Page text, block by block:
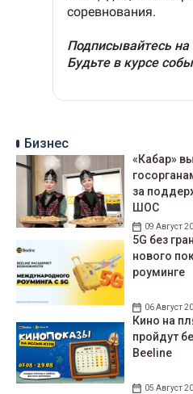
Бизнес
«Кабар»
за
ШОС
09 Август
5G без
нового
роуминге
06 Август
Кино на
пройдут
Beeline
05 Август